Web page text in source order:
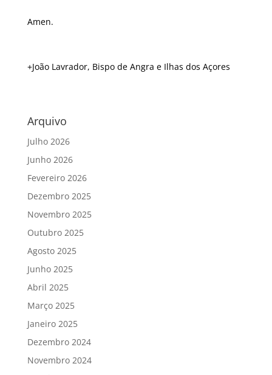
Amen.
+João Lavrador, Bispo de Angra e Ilhas dos Açores
Arquivo
Julho 2026
Junho 2026
Fevereiro 2026
Dezembro 2025
Novembro 2025
Outubro 2025
Agosto 2025
Junho 2025
Abril 2025
Março 2025
Janeiro 2025
Dezembro 2024
Novembro 2024